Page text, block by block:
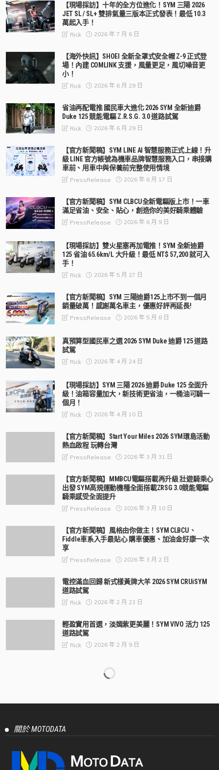
【現場採訪】十年的全方位進化！SYM 三陽 2026
JET SL / SL+ 雙排氣量三版本正式發表！最低 10.3
萬起入手！
Rick 2026 年 7 月 6 日
【海外快訊】SHOEI 全新全罩式安全帽 Z-9 正式登
場！內建 COMLINK 支援，風量更足，風切噪音更
小！
Rick 2026 年 6 月 29 日
省油再配電推 國民車大進化 2026 SYM 全新迪爵
Duke 125 競能電驅 Z.R.S.G. 3.0 道路試駕
Rick 2026 年 6 月 29 日
【官方新聞稿】SYM LINE AI 智慧服務正式上線！升
級 LINE 官方帳號為機車品牌智慧服務入口，串接購
車前、用車中與保養前完整使用情境
PressRelease 2026 年 6 月 17 日
【官方新聞稿】SYM CLBCU全新電驅版上市！一車
滿足省油、安全、貼心，創造你的美好騎乘體驗
PressRelease 2026 年 6 月 9 日
【現場採訪】雙火星塞再加電推！SYM 全新迪爵
125 省油 65.6km/L 大升級！最低 NT$ 57,200 就可入
手！
Rick 2026 年 5 月 27 日
【官方新聞稿】SYM 三陽迪爵125上市不到一個月
銷量破萬！感謝萬名車主，優惠好評再延長!
PressRelease 2026 年 5 月 8 日
真預算型國民車之選 2026 SYM Duke 迪爵 125 道路
試駕
Rick 2026 年 4 月 24 日
【現場採訪】SYM 三陽 2026 迪爵 Duke 125 全面升
級！油箱容量加大，新技術更省油，一桶油可騎一
個月！
Rick 2026 年 4 月 10 日
【官方新聞稿】Start Your Miles 2026 SYM環島活動
熱血啟程 玩轉台灣
PressRelease 2026 年 3 月 31 日
【官方新聞稿】MMBCU電驅搭載再升級 壯遊騎乘心
出發 SYM高規運動機種全面搭載ZRSG 3.0競能電驅
騎乘感受全面提升
PressRelease 2026 年 3 月 10 日
【官方新聞稿】風格由你做主！SYM CLBCU、
Fiddle車系入手最貼心 購車優惠、加油金好康一次
享
PressRelease 2026 年 3 月 2 日
電控滿血回歸 新式樣黃牌大羊 2026 SYM CRUiSYM
道路試駕
Rick 2026 年 2 月 23 日
輕盈實用首選，淡嫣紫更美麗！SYM VIVO 活力 125
道路試駕
Rick 2026 年 2 月 9 日
【官方新聞稿】KYMCO 光陽宣布拓圈「移動時尚」
2026 力邀李多慧擔任「雙特仕版新車」時尚代言人
國產首輛電推 + 彎道 ABS/TCS 白牌跑車 2026 New